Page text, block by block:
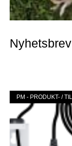
PM - PRODUKT- /